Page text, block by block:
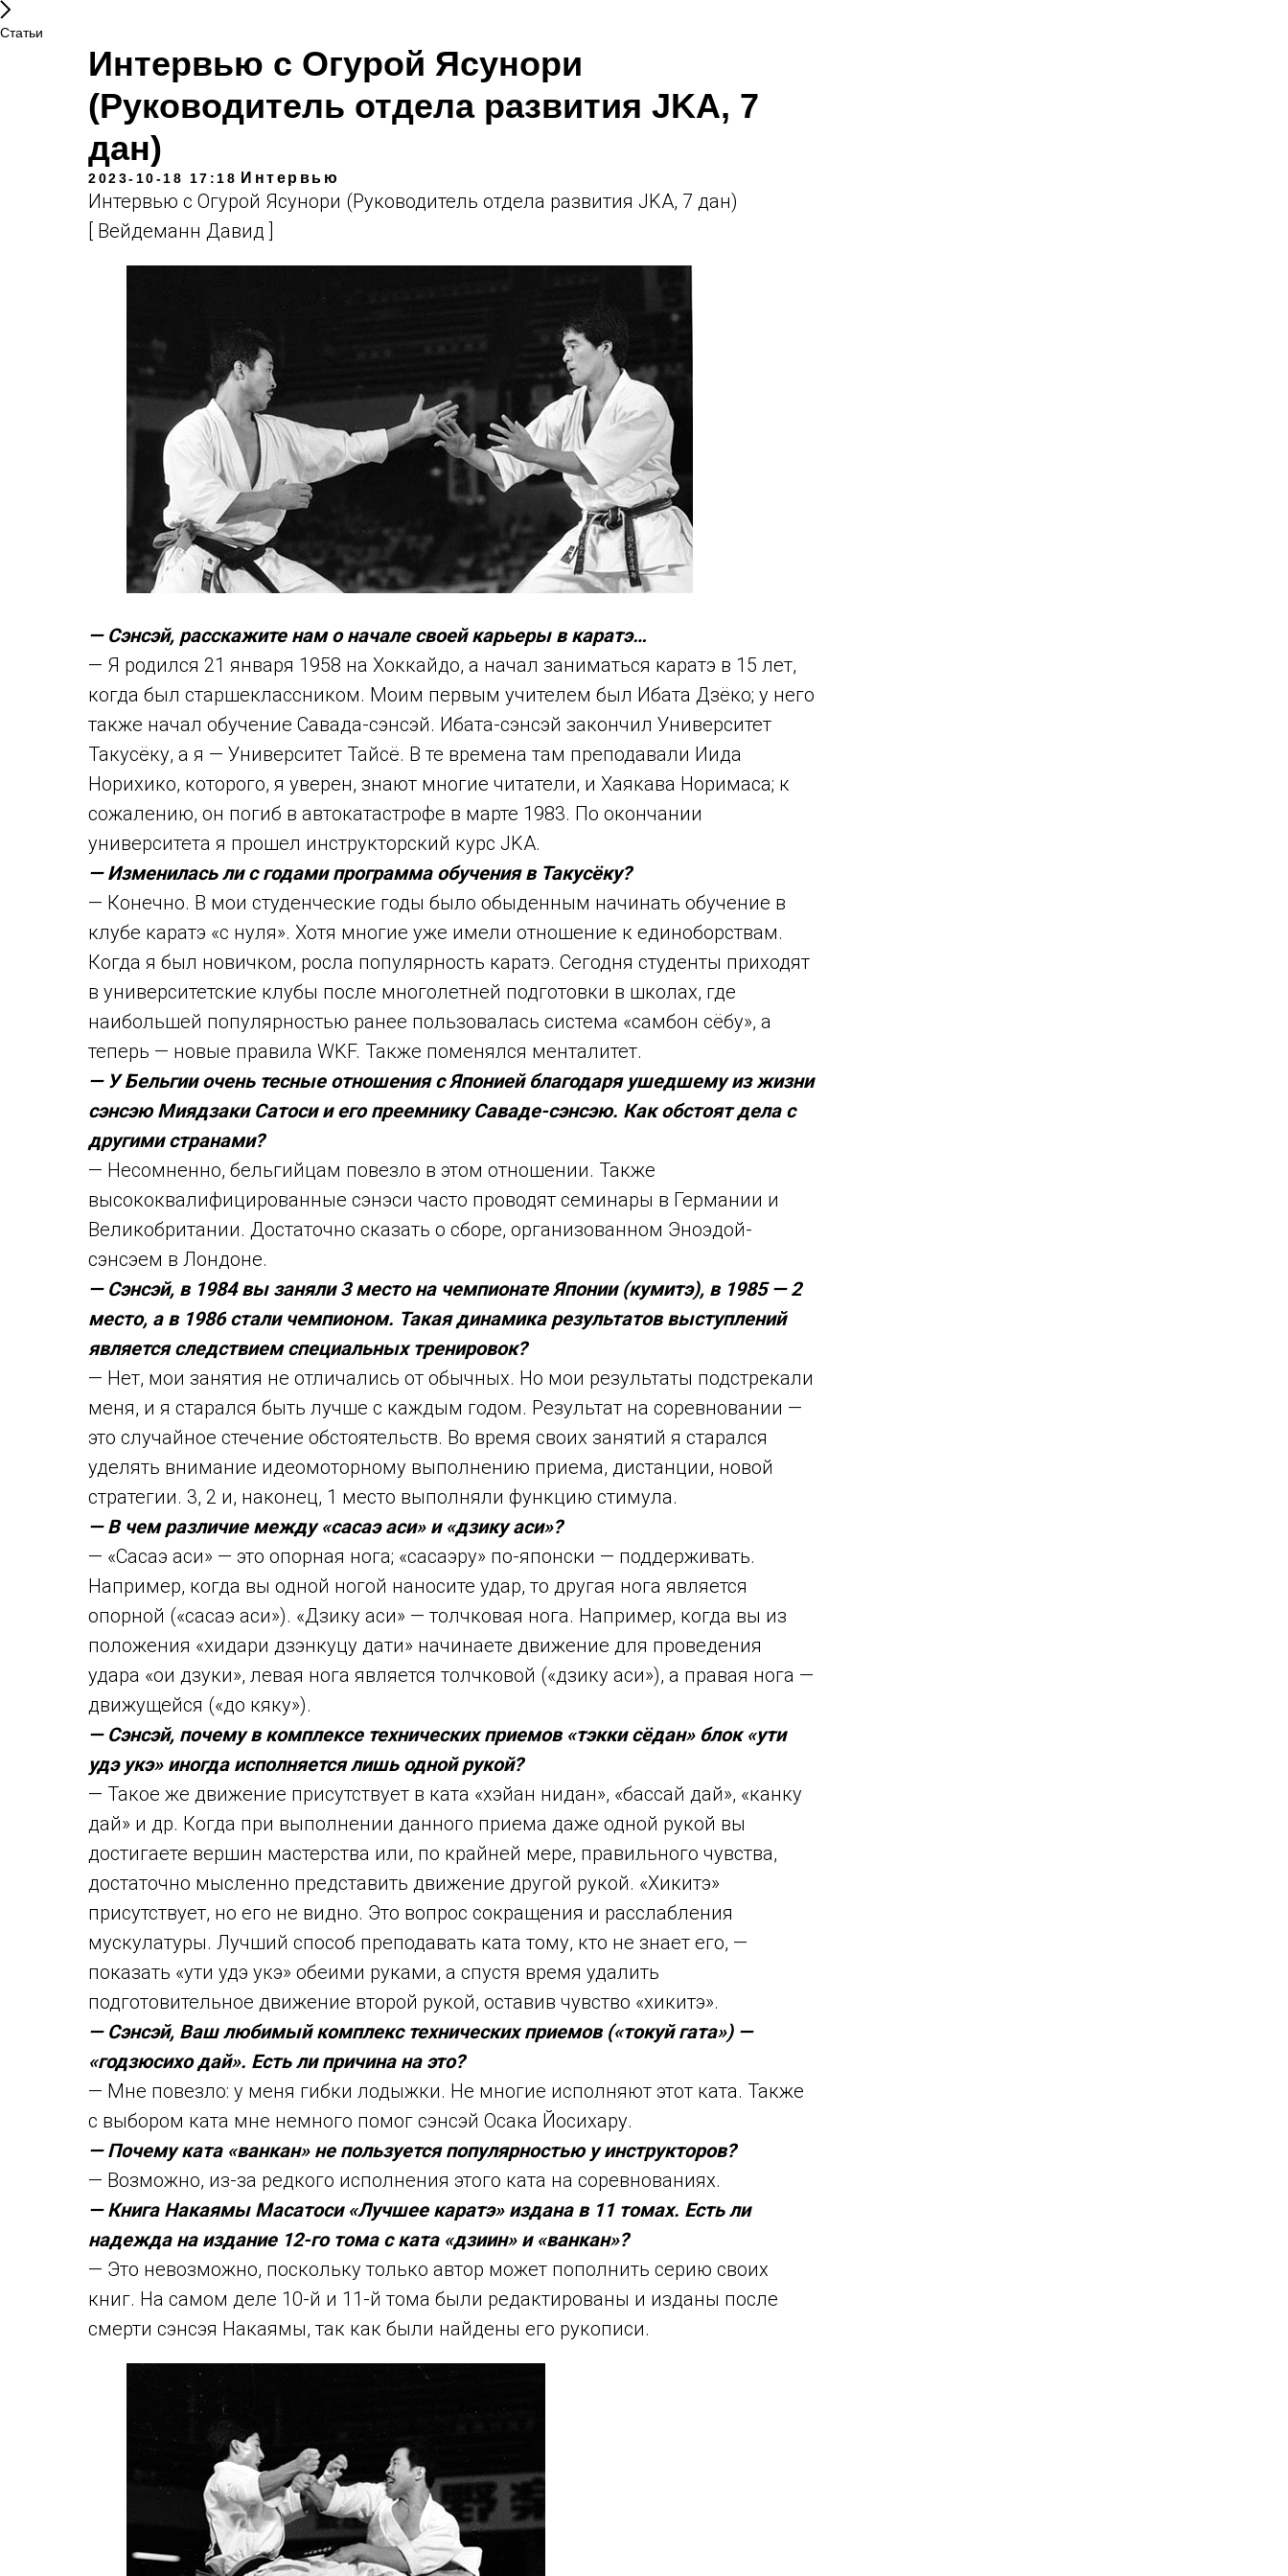
Статьи
Интервью с Огурой Ясунори
(Руководитель отдела развития JKA, 7
дан)
2023-10-18 17:18 Интервью
Интервью с Огурой Ясунори (Руководитель отдела развития JKA, 7 дан)
[ Вейдеманн Давид ]
— Сэнсэй, расскажите нам о начале своей карьеры в каратэ…
— Я родился 21 января 1958 на Хоккайдо, а начал заниматься каратэ в 15 лет,
когда был старшеклассником. Моим первым учителем был Ибата Дзёко; у него
также начал обучение Савада-сэнсэй. Ибата-сэнсэй закончил Университет
Такусёку, а я — Университет Тайсё. В те времена там преподавали Иида
Норихико, которого, я уверен, знают многие читатели, и Хаякава Норимаса; к
сожалению, он погиб в автокатастрофе в марте 1983. По окончании
университета я прошел инструкторский курс JKA.
— Изменилась ли с годами программа обучения в Такусёку?
— Конечно. В мои студенческие годы было обыденным начинать обучение в
клубе каратэ «с нуля». Хотя многие уже имели отношение к единоборствам.
Когда я был новичком, росла популярность каратэ. Сегодня студенты приходят
в университетские клубы после многолетней подготовки в школах, где
наибольшей популярностью ранее пользовалась система «самбон сёбу», а
теперь — новые правила WKF. Также поменялся менталитет.
— У Бельгии очень тесные отношения с Японией благодаря ушедшему из жизни
сэнсэю Миядзаки Сатоси и его преемнику Саваде-сэнсэю. Как обстоят дела с
другими странами?
— Несомненно, бельгийцам повезло в этом отношении. Также
высококвалифицированные сэнэси часто проводят семинары в Германии и
Великобритании. Достаточно сказать о сборе, организованном Эноэдой-
сэнсэем в Лондоне.
— Сэнсэй, в 1984 вы заняли 3 место на чемпионате Японии (кумитэ), в 1985 — 2
место, а в 1986 стали чемпионом. Такая динамика результатов выступлений
является следствием специальных тренировок?
— Нет, мои занятия не отличались от обычных. Но мои результаты подстрекали
меня, и я старался быть лучше с каждым годом. Результат на соревновании —
это случайное стечение обстоятельств. Во время своих занятий я старался
уделять внимание идеомоторному выполнению приема, дистанции, новой
стратегии. 3, 2 и, наконец, 1 место выполняли функцию стимула.
— В чем различие между «сасаэ аси» и «дзику аси»?
— «Сасаэ аси» — это опорная нога; «сасаэру» по-японски — поддерживать.
Например, когда вы одной ногой наносите удар, то другая нога является
опорной («сасаэ аси»). «Дзику аси» — толчковая нога. Например, когда вы из
положения «хидари дзэнкуцу дати» начинаете движение для проведения
удара «ои дзуки», левая нога является толчковой («дзику аси»), а правая нога —
движущейся («до кяку»).
— Сэнсэй, почему в комплексе технических приемов «тэкки сёдан» блок «ути
удэ укэ» иногда исполняется лишь одной рукой?
— Такое же движение присутствует в ката «хэйан нидан», «бассай дай», «канку
дай» и др. Когда при выполнении данного приема даже одной рукой вы
достигаете вершин мастерства или, по крайней мере, правильного чувства,
достаточно мысленно представить движение другой рукой. «Хикитэ»
присутствует, но его не видно. Это вопрос сокращения и расслабления
мускулатуры. Лучший способ преподавать ката тому, кто не знает его, —
показать «ути удэ укэ» обеими руками, а спустя время удалить
подготовительное движение второй рукой, оставив чувство «хикитэ».
— Сэнсэй, Ваш любимый комплекс технических приемов («токуй гата») —
«годзюсихо дай». Есть ли причина на это?
— Мне повезло: у меня гибки лодыжки. Не многие исполняют этот ката. Также
с выбором ката мне немного помог сэнсэй Осака Йосихару.
— Почему ката «ванкан» не пользуется популярностью у инструкторов?
— Возможно, из-за редкого исполнения этого ката на соревнованиях.
— Книга Накаямы Масатоси «Лучшее каратэ» издана в 11 томах. Есть ли
надежда на издание 12-го тома с ката «дзиин» и «ванкан»?
— Это невозможно, поскольку только автор может пополнить серию своих
книг. На самом деле 10-й и 11-й тома были редактированы и изданы после
смерти сэнсэя Накаямы, так как были найдены его рукописи.